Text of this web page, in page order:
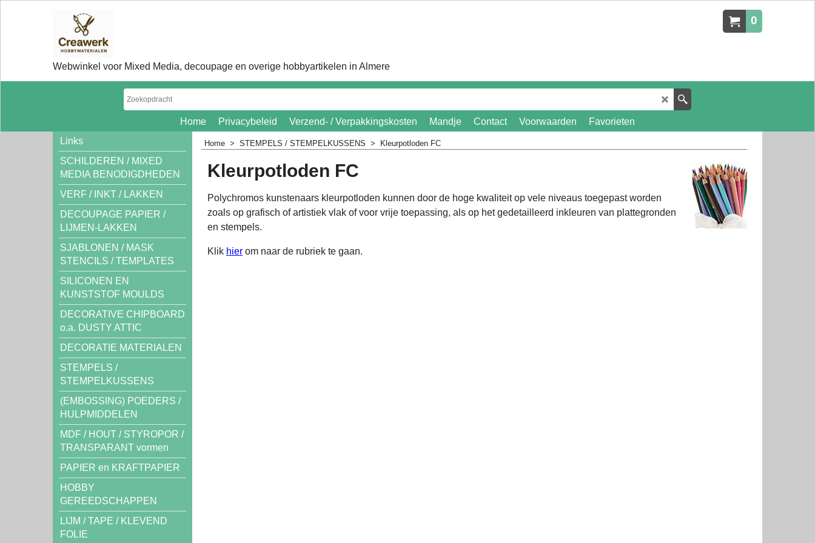
0
Webwinkel voor Mixed Media, decoupage en overige hobbyartikelen in Almere
Home Privacybeleid Verzend- / Verpakkingskosten Mandje Contact Voorwaarden
Favorieten
Links
SCHILDEREN / MIXED
MEDIA BENODIGDHEDEN
VERF / INKT / LAKKEN
DECOUPAGE PAPIER /
LIJMEN-LAKKEN
SJABLONEN / MASK
STENCILS / TEMPLATES
SILICONEN EN
KUNSTSTOF MOULDS
DECORATIVE CHIPBOARD
o.a. DUSTY ATTIC
DECORATIE MATERIALEN
STEMPELS /
STEMPELKUSSENS
(EMBOSSING) POEDERS /
HULPMIDDELEN
MDF / HOUT / STYROPOR /
TRANSPARANT vormen
PAPIER en KRAFTPAPIER
HOBBY
GEREEDSCHAPPEN
LIJM / TAPE / KLEVEND
FOLIE
Home > STEMPELS / STEMPELKUSSENS > Kleurpotloden FC
Kleurpotloden FC
Polychromos kunstenaars kleurpotloden kunnen door de hoge kwaliteit op vele niveaus toegepast worden
zoals op grafisch of artistiek vlak of voor vrije toepassing, als op het gedetailleerd inkleuren van plattegronden
en stempels.
Klik hier om naar de rubriek te gaan.